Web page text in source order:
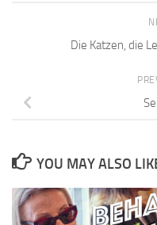
Die Katzen, die
YOU MAY ALSO